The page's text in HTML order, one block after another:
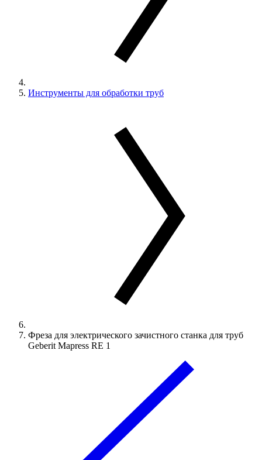
Инструменты для обработки труб
Фреза для электрического зачистного станка для труб
Geberit Mapress RE 1